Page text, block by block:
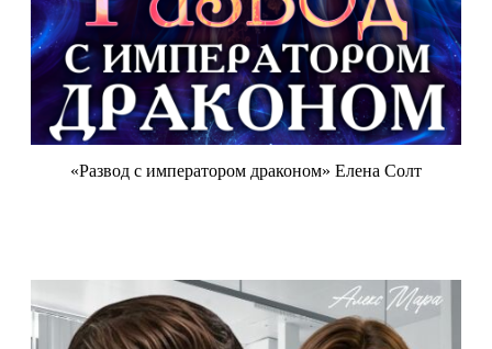
«Развод с императором драконом» Елена Солт